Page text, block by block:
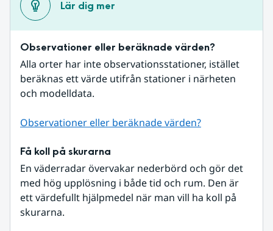
Lär dig mer
Observationer eller beräknade värden?
Alla orter har inte observationsstationer, istället
beräknas ett värde utifrån stationer i närheten
och modelldata.
Observationer eller beräknade värden?
Få koll på skurarna
En väderradar övervakar nederbörd och gör det
med hög upplösning i både tid och rum. Den är
ett värdefullt hjälpmedel när man vill ha koll på
skurarna.